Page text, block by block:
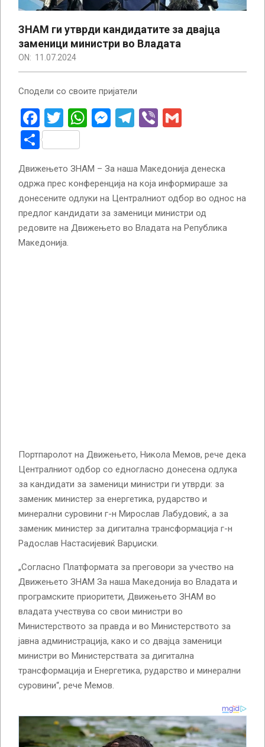
ЗНАМ ги утврди кандидатите за двајца
заменици министри во Владата
ON: 11.07.2024
Сподели со своите пријатели
Facebook
Twitter
WhatsApp
Messenger
Telegram
Viber
Share
Движењето ЗНАМ – За наша Македонија денеска
одржа прес конференција на која информираше за
донесените одлуки на Централниот одбор во однос на
предлог кандидати за заменици министри од
редовите на Движењето во Владата на Република
Македонија.
Портпаролот на Движењето, Никола Мемов, рече дека
Централниот одбор со едногласно донесена одлука
за кандидати за заменици министри ги утврди: за
заменик министер за енергетика, рударство и
минерални суровини г-н Мирослав Лабудовиќ, а за
заменик министер за дигитална трансформација г-н
Радослав Настасијевиќ Варџиски.
„Согласно Платформата за преговори за учество на
Движењето ЗНАМ За наша Македонија во Владата и
програмските приоритети, Движењето ЗНАМ во
владата учествува со свои министри во
Министерството за правда и во Министерството за
јавна администрација, како и со двајца заменици
министри во Министерствата за дигитална
трансформација и Енергетика, рударство и минерални
суровини“, рече Мемов.